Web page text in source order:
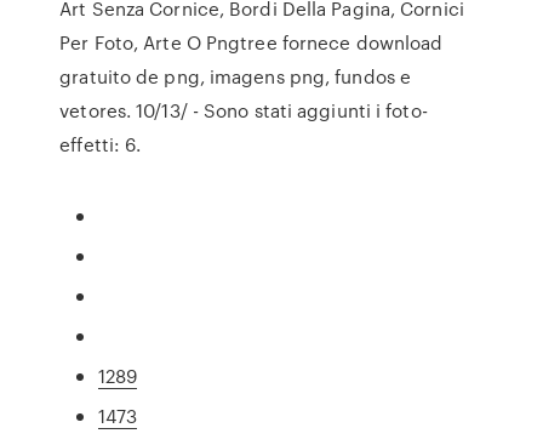
Art Senza Cornice, Bordi Della Pagina, Cornici
Per Foto, Arte O Pngtree fornece download
gratuito de png, imagens png, fundos e
vetores. 10/13/ - Sono stati aggiunti i foto-
effetti: 6.
1289
1473